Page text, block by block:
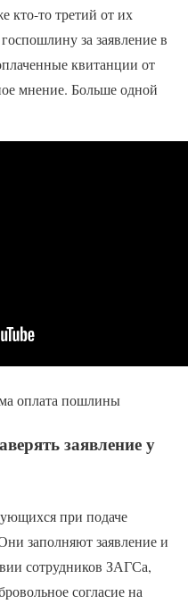
кто-то третий от их
за заявление в
квитанции от
мнение. Больше одной
оплата пошлины
заявление у
при подаче
заполняют заявление и
сотрудников ЗАГСа,
согласие на